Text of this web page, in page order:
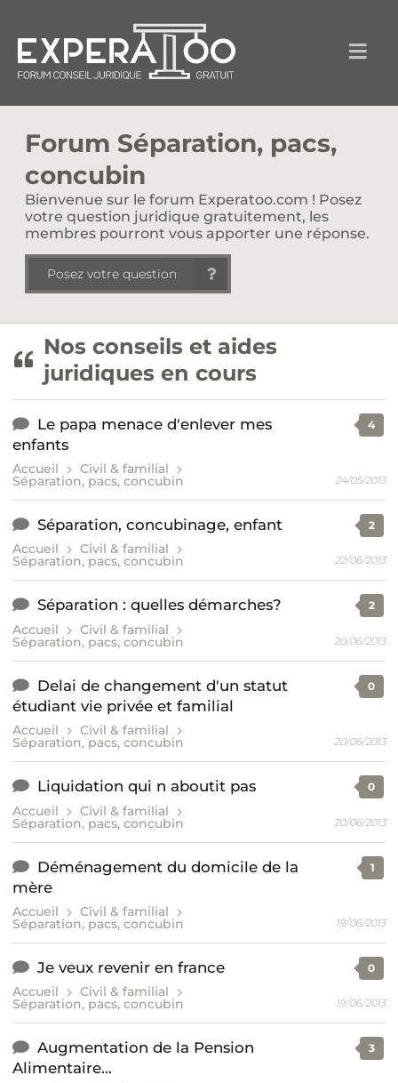
Forum Séparation, pacs,
concubin
Bienvenue sur le forum Experatoo.com ! Posez
votre question juridique gratuitement, les
membres pourront vous apporter une réponse.
Posez votre question
Nos conseils et aides
juridiques en cours
Le papa menace d'enlever mes
enfants
Accueil Civil & familial
Séparation, pacs, concubin
4
24/05/2013
Séparation, concubinage, enfant
Accueil Civil & familial
Séparation, pacs, concubin
2
22/06/2013
Séparation : quelles démarches?
Accueil Civil & familial
Séparation, pacs, concubin
2
20/06/2013
Delai de changement d'un statut
étudiant vie privée et familial
Accueil Civil & familial
Séparation, pacs, concubin
0
20/06/2013
Liquidation qui n aboutit pas
Accueil Civil & familial
Séparation, pacs, concubin
0
20/06/2013
Déménagement du domicile de la
mère
Accueil Civil & familial
Séparation, pacs, concubin
1
19/06/2013
Je veux revenir en france
Accueil Civil & familial
Séparation, pacs, concubin
0
19/06/2013
Augmentation de la Pension
Alimentaire...
3